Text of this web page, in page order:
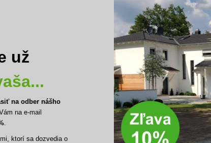
E50 – čierna
€ s DPH
ECORASTER PRÍSLUŠENSTVO
Parkovacia značka – malá
€ s DPH
už
na odber nášho
na e-mail
.
ktorí sa dozvedia o